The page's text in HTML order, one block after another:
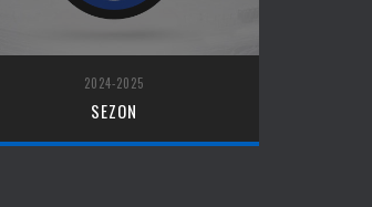
2024-2025
SEZON